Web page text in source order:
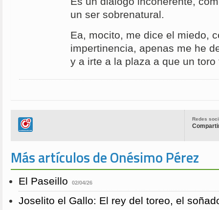
un ser sobrenatural.
Ea, mocito, me dice el miedo,
impertinencia, apenas me he
y a irte a la plaza a que un
Redes
Más artículos de Onésimo Pérez
El Paseillo 02/04/26
Joselito el Gallo: El rey del toreo, el